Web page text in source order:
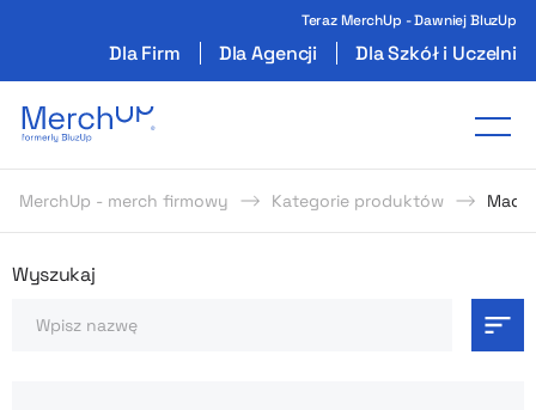
Teraz MerchUp - Dawniej BluzUp
Dla Firm Dla Agencji Dla Szkół i Uczelni
Odzież reklamowa z nadrukiem i gadżety
MerchUp - merch firmowy Kategorie produktów
Odzież reklamowa z
Wyszukaj
Szukaj